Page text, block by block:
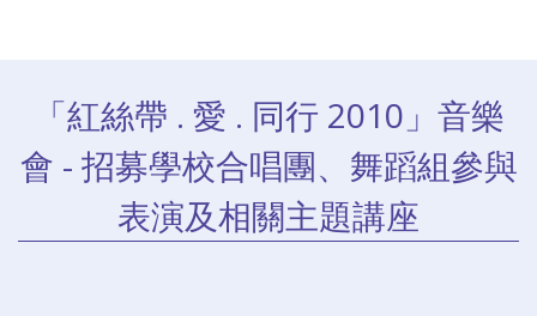
「紅絲帶 . 愛 . 同行 2010」音樂
會 - 招募學校合唱團、舞蹈組參與
表演及相關主題講座